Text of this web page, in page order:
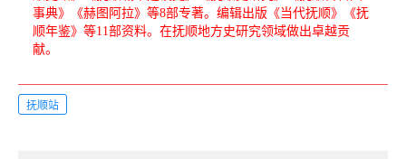
事典》《赫图阿拉》等8部专著。编辑出版《当代抚顺》《抚
顺年鉴》等11部资料。在抚顺地方史研究领域做出卓越贡
献。
抚顺站